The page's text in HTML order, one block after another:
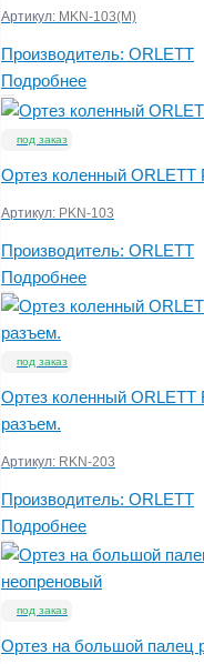
Артикул: MKN-103(M)
Производитель: ORLETT
Подробнее
под заказ
Ортез коленный ORLETT
Артикул: PKN-103
Производитель: ORLETT
Подробнее
под заказ
Ортез коленный
разъем.
Артикул: RKN-203
Производитель: ORLETT
Подробнее
под заказ
Ортез на большой палец